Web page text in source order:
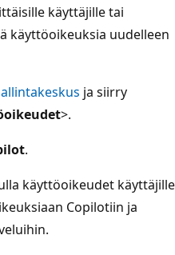
käyttäjille tai
käyttöoikeuksia uudelleen
ja siirry
>.
.
käyttöoikeudet käyttäjille
Copilotiin ja